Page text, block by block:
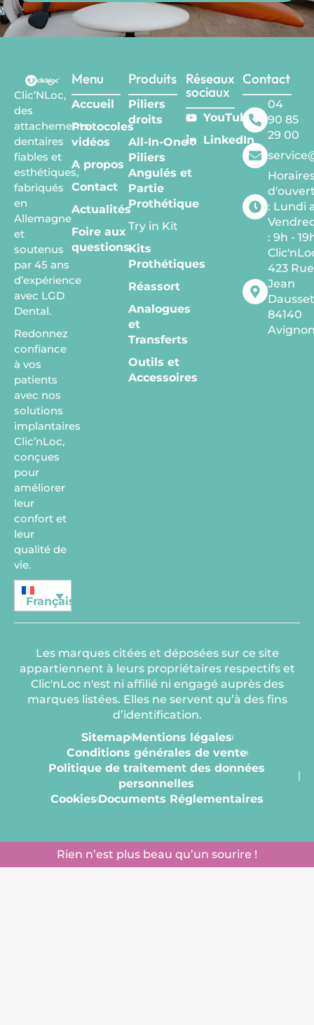
Clic’NLoc,
des
attachements
dentaires
fiables et
esthétiques,
fabriqués
en
Allemagne
et
soutenus
par 45 ans
d’expérience
avec LGD
Dental.
Redonnez
confiance
à vos
patients
avec nos
solutions
implantaires
Clic’nLoc,
conçues
pour
améliorer
leur
confort et
leur
qualité de
vie.
Français
Menu
Accueil
Protocoles
vidéos
A propos
Contact
Actualités
Foire aux
questions
Produits
Piliers
droits
All-In-One :
Piliers
Angulés et
Partie
Prothétique
Try in Kit
Kits
Prothétiques
Réassort
Analogues
et
Transferts
Outils et
Accessoires
Réseaux
sociaux
YouTube
LinkedIn
Contact
04
90 85
29 00
: Lundi
: 9h -
423 Rue
Jean
84140
Les marques citées et déposées sur ce site
appartiennent à leurs propriétaires respectifs et
Clic'nLoc n'est ni affilié ni engagé auprès des
marques listées. Elles ne servent qu’à des fins
d’identification.
SitemapMentions légales
Conditions générales de vente
Politique de traitement des données
personnelles
Cookies Documents Réglementaires​
Rien n’est plus beau qu’un sourire !